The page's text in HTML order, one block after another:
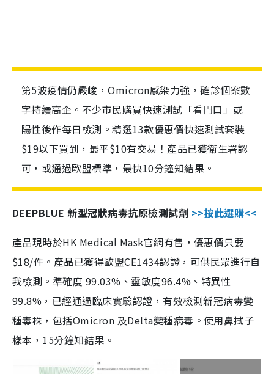
第5波疫情仍嚴峻，Omicron感染力強，確診個案數
字持續高企。不少市民購買快速測試「看門口」或
陽性後作每日檢測。精選13款優惠價快速測試套裝
$19以下買到，最平$10有交易！產品已獲衛生署認
可，或通過歐盟標準，最快10分鐘知結果。
DEEPBLUE 新型冠狀病毒抗原檢測試劑 >>按此選購<<
產品現時於HK Medical Mask官網有售，優惠價只要
$18/件。產品已獲得歐盟CE1434認證，可供民眾進行自
我檢測。準確度 99.03%、靈敏度96.4%、特異性
99.8%，已經通過臨床實驗認證，有效檢測新冠病毒變
種毒株，包括Omicron 及Delta變種病毒。使用鼻拭子
樣本，15分鐘知結果。